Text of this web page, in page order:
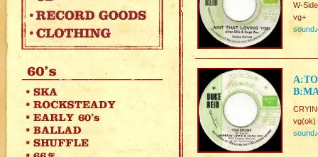
W-
vg+
sound♪
vg(ok)
sound♪